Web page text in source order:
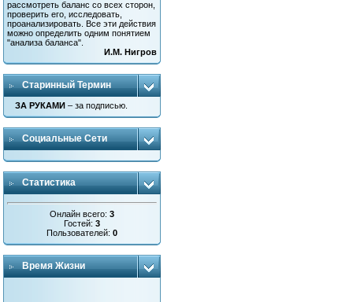
рассмотреть баланс со всех сторон,
проверить его, исследовать,
проанализировать. Все эти действия
можно определить одним понятием
"анализа баланса".
И.М. Нигров
Старинный Термин
ЗА РУКАМИ – за подписью.
Социальные Сети
Статистика
Онлайн всего:3
Гостей:3
Пользователей:0
Время Жизни